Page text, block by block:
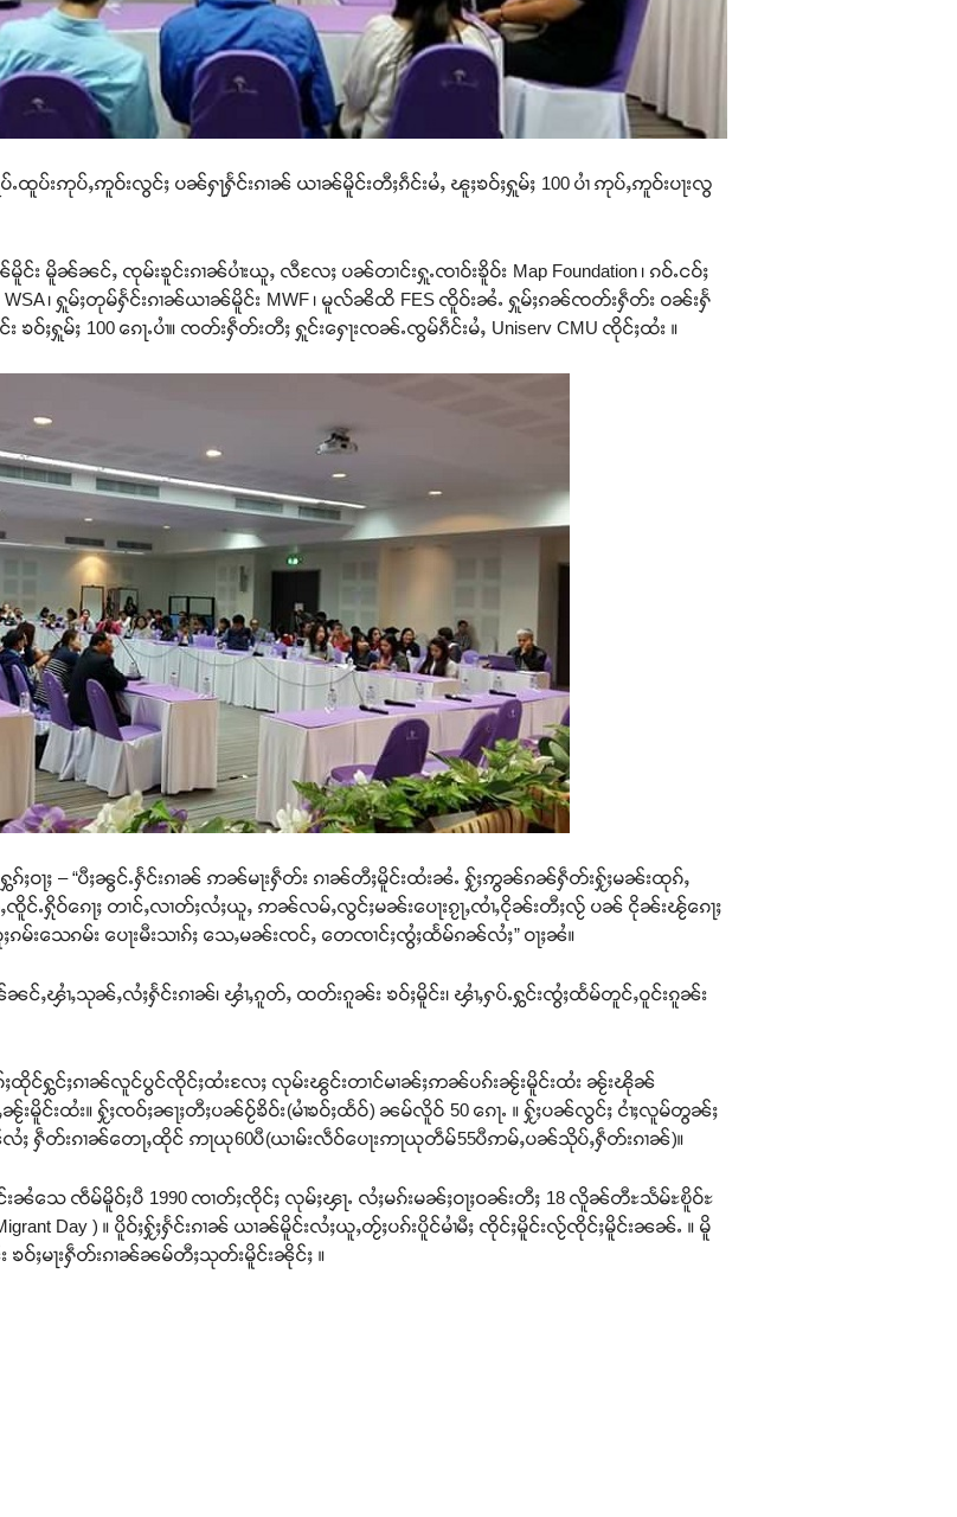
းဢုပ်ႇဢူဝ်းလွင်ႈ ပၼ်ႁႃႁႅင်းၵၢၼ် ယၢၼ်မိူင်းတီႈၵဵင်းမႆႇ ၽူႈၶဝ်ႈႁူမ်ႈ 100 ပၢႆ ဢုပ်ႇဢူဝ်းပႃးလွ
မိူၼ်ၼင်ႇ ၸုမ်းၶူင်းၵၢၼ်ပၢႆးယူႇ လီလႄႈ ပၼ်တၢင်းႁူႉၸၢဝ်းၶိူဝ်း Map Foundation ၊ ၵဝ်ႉငဝ်ႈ
WSA ၊ ႁူမ်ႈတုမ်ႁႅင်းၵၢၼ်ယၢၼ်မိူင်း MWF ၊ မူလ်ၼိထိ FES ၸိူဝ်းၼႆႉ ႁူမ်ႈၵၼ်ၸတ်းႁဵတ်း ဝၼ်းႁႅ
ဝ်ႈႁူမ်ႈ 100 ၵေႃႉပၢႆ။ ၸတ်းႁဵတ်းတီႈ ႁူင်းႁေႃးၸၼ်ႉၸွမ်ၵဵင်းမႆႇ Uniserv CMU ၸိုင်ႈထႆး ။
ၵ်ႈဝႃႈ – “ပီႈၼွင်ႉႁႅင်းၵၢၼ် ဢၼ်မႃးႁဵတ်း ၵၢၼ်တီႈမိူင်းထႆးၼႆႉ ႁႂ်ႈဢွၼ်ၵၼ်ႁဵတ်းႁႂ်ႈမၼ်းထုၵ်ႇ
ႇၸိူင်ႉႁိုဝ်ၵေႃႈ တၢင်ႇလၢတ်ႈလႆႈယူႇ ဢၼ်လမ်ႇလွင်ႈမၼ်းပေႃးၵႂႃႇၸၢႆႇငိုၼ်းတီႈလႂ် ပၼ် ငိုၼ်းၽႂ်ၵေႃႈ
မ်းသေၵမ်း ပေႃးမီးသၢၵ်ႈ သေႇမၼ်းၸင်ႇ တေၸၢင်ႈၸွႆႈထႅမ်ၵၼ်လႆႈ” ဝႃႈၼႆ။
ႇၾၢႆႇသုၼ်ႇလႆႈႁႅင်းၵၢၼ်၊ ၾၢႆႇၵူတ်ႇ ထတ်းၵူၼ်း ၶဝ်ႈမိူင်း၊ ၾၢႆႇႁပ်ႉႁွင်းၸွႆႈထႅမ်တူင်ႇဝူင်းၵူၼ်း
ႈထိုင်ႁွင်ႈၵၢၼ်လူင်ပွင်ၸိုင်ႈထႆးလႄႈ လုမ်းၽွင်းတၢင်မၢၼ်ႈဢၼ်ပၵ်းၼႂ်းမိူင်းထႆး ၼႂ်းၽိုၼ်
မိူင်းထႆး။ ႁႂ်ႈၸဝ်ႈၼႃႈတီႈပၼ်ဝႂ်ၶိဝ်း(မၢႆၶဝ်ႈထႅဝ်) ၼမ်လိူဝ် 50 ၵေႃႉ ။ ႁႂ်ႈပၼ်လွင်ႈ ငၢႆႈလူမ်တွၼ်ႈ
ၼ်လႆႈ ႁဵတ်းၵၢၼ်တေႃႇထိုင် ဢႃယု60ပီ(ယၢမ်းလဵဝ်ပေႃးဢႃယုတဵမ်55ပီဢမ်ႇပၼ်သိုပ်ႇႁဵတ်းၵၢၼ်)။
မိူင်းၼႆသေ ၸဵမ်မိူဝ်ႈပီ 1990 ၸၢတ်ႈၸိုင်ႈ လုမ်ႈၾႃႉ လႆႈမၵ်းမၼ်ႈဝႃႈဝၼ်းတီႈ 18 လိူၼ်တီႊသႅမ်ႊၿိူဝ်ႊ
Day ) ။ ပိူဝ်ႈႁႂ်ႈႁႅင်းၵၢၼ် ယၢၼ်မိူင်းလႆႈယူႇတႂ်ႈပၵ်းပိူင်မၢႆမီႈ ၸိုင်ႈမိူင်းလႂ်ၸိုင်ႈမိူင်းၼၼ်ႉ ။ မိူ
ဝ်ႈမႃးႁဵတ်းၵၢၼ်ၼမ်တီႈသုတ်းမိူင်းၼိုင်ႈ ။